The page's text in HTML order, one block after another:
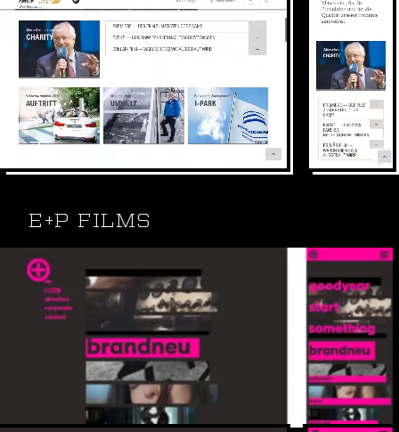
Sechs verschiedene Modelle werden im BMW Werk
Regensburg produziert. Es gilt als eines der
Modernsten und Flexibelsten.
Adobe Experience Manager CMS
Webdesing, Konzeption & Pflege
Webseite: bmw-werk-regensburg.de
E+P FILMS